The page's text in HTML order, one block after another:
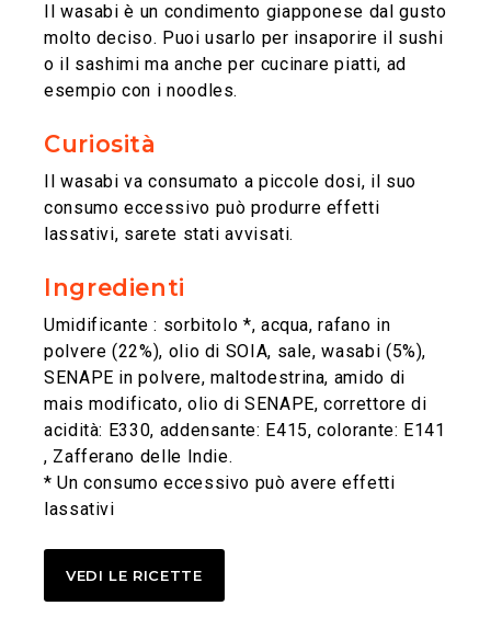
Il wasabi è un condimento giapponese dal gusto
molto deciso. Puoi usarlo per insaporire il sushi
o il sashimi ma anche per cucinare piatti, ad
esempio con i noodles.
Curiosità
Il wasabi va consumato a piccole dosi, il suo
consumo eccessivo può produrre effetti
lassativi, sarete stati avvisati.
Ingredienti
Umidificante : sorbitolo *, acqua, rafano in
polvere (22%), olio di SOIA, sale, wasabi (5%),
SENAPE in polvere, maltodestrina, amido di
mais modificato, olio di SENAPE, correttore di
acidità: E330, addensante: E415, colorante: E141
, Zafferano delle Indie.
* Un consumo eccessivo può avere effetti
lassativi
VEDI LE RICETTE